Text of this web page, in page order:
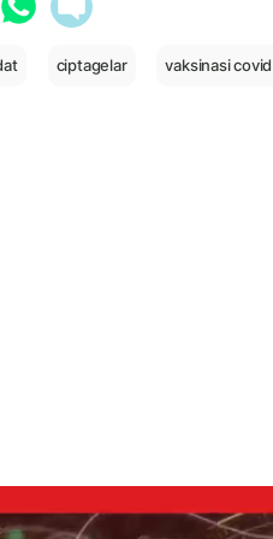
ciptagelar vaksinasi